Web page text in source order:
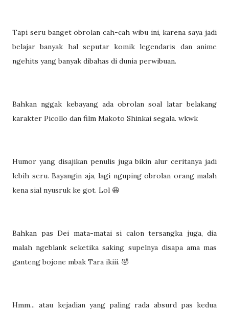
Tapi seru banget obrolan cah-cah wibu ini, karena saya jadi
belajar banyak hal seputar komik legendaris dan anime
ngehits yang banyak dibahas di dunia perwibuan.
Bahkan nggak kebayang ada obrolan soal latar belakang
karakter Picollo dan film Makoto Shinkai segala. wkwk
Humor yang disajikan penulis juga bikin alur ceritanya jadi
lebih seru. Bayangin aja, lagi nguping obrolan orang malah
kena sial nyusruk ke got. Lol 😆
Bahkan pas Dei mata-matai si calon tersangka juga, dia
malah ngeblank seketika saking supelnya disapa ama mas
ganteng bojone mbak Tara ikiii. 🤣
Hmm... atau kejadian yang paling rada absurd pas kedua